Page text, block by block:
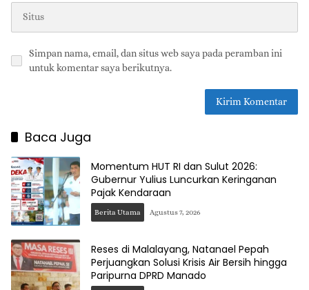
Simpan nama, email, dan situs web saya pada peramban ini
untuk komentar saya berikutnya.
Baca Juga
Momentum HUT RI dan Sulut 2026:
Gubernur Yulius Luncurkan Keringanan
Pajak Kendaraan
Berita Utama Agustus 7, 2026
Reses di Malalayang, Natanael Pepah
Perjuangkan Solusi Krisis Air Bersih hingga
Paripurna DPRD Manado